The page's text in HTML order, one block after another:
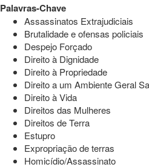
Palavras-Chave
Assassinatos Extrajudiciais
Brutalidade e ofensas policiais
Despejo Forçado
Direito à Dignidade
Direito à Propriedade
Direito a um Ambiente Geral
Direito à Vida
Direitos das Mulheres
Direitos de Terra
Estupro
Expropriação de terras
Homicídio/Assassinato